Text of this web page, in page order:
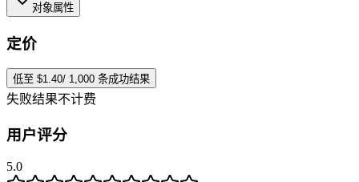
对象属性
定价
低至 $1.40/ 1,000 条成功结果
失败结果不计费
用户评分
5.0